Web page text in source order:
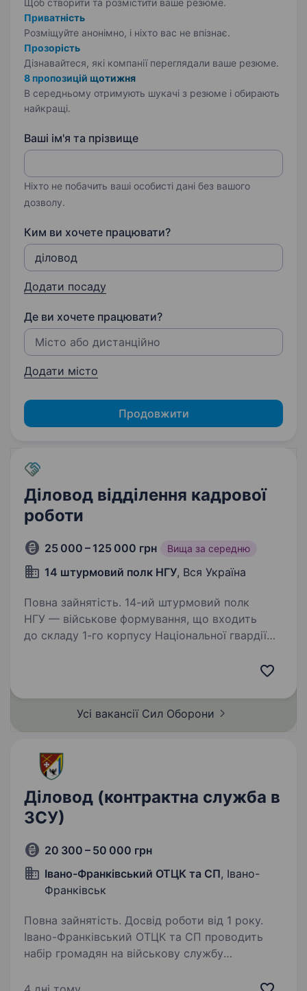
Щоб створити та розмістити ваше резюме.
Приватність
Розміщуйте анонімно, і ніхто вас не впізнає.
Прозорість
Дізнавайтеся, які компанії переглядали ваше резюме.
8 пропозицій щотижня
В середньому отримують шукачі з резюме і обирають
найкращі.
Ваші ім'я та прізвище
Ніхто не побачить ваші особисті дані без вашого
дозволу.
Ким ви хочете працювати?
Додати посаду
Де ви хочете працювати?
Додати місто
Продовжити
Діловод відділення кадрової
роботи
25 000 – 125 000 грн Вища за середню
14 штурмовий полк НГУ, Вся Україна
Повна зайнятість. 14-ий штурмовий полк
НГУ — військове формування, що входить
до складу 1-го корпусу Національної гвардії
Усі вакансії Сил Оборони
Діловод (контрактна служба в
ЗСУ)
20 300 – 50 000 грн
Івано-Франківський ОТЦК та СП, Івано-
Франківськ
Повна зайнятість. Досвід роботи від 1 року.
Івано-Франківський ОТЦК та СП проводить
набір громадян на військову службу
Критерії на військову службу за контрактом: